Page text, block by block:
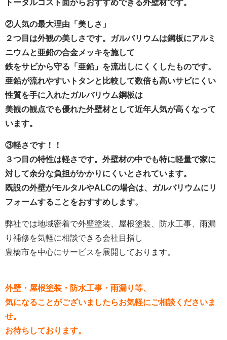
トータルコスト面からおすすめできる外壁材です。
②人気の最大理由「美しさ」
２つ目は外観の美しさです。ガルバリウムは鋼板にアルミ
ニウムと亜鉛の合金メッキを施して
鉄をサビから守る「亜鉛」を流出しにくくしたものです。
亜鉛が流れやすいトタンと比較して数倍も高いサビにくい
性質を手に入れたガルバリウム鋼板は
美観の観点でも優れた外壁材として近年人気が高くなって
います。
③軽さです！！
３つ目の特性は軽さです。外壁材の中でも特に軽量で家に
対して余分な負担がかかりにくいとされています。
既設の外壁がモルタルやALCの場合は、ガルバリウムにリ
フォームすることをおすすめします。
弊社では地域密着で外壁塗装、屋根塗装、防水工事、雨漏
り補修を気軽に相談できる会社目指し
豊橋市を中心にサービスを展開しております。
外壁・屋根塗装・防水工事・雨漏り等、
気になることがございましたらお気軽にご相談くださいま
せ。
お待ちしております。